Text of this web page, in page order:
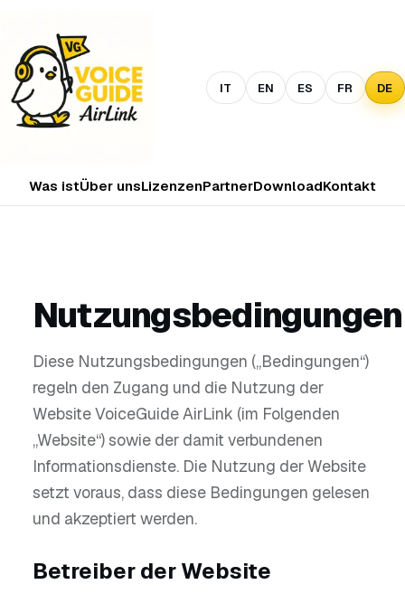
Was istÜber unsLizenzenPartnerDownloadKontakt
IT EN ES FR DE
Nutzungsbedingungen
Diese Nutzungsbedingungen („Bedingungen“)
regeln den Zugang und die Nutzung der
Website VoiceGuide AirLink (im Folgenden
„Website“) sowie der damit verbundenen
Informationsdienste. Die Nutzung der Website
setzt voraus, dass diese Bedingungen gelesen
und akzeptiert werden.
Betreiber der Website